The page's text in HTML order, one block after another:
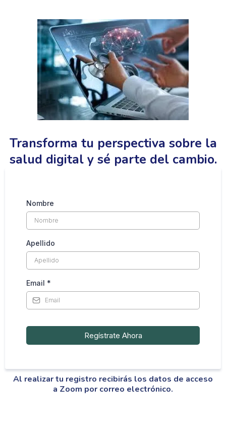
Transforma tu perspectiva sobre la
salud digital y sé parte del cambio.
Nombre
Apellido
Email *
Regístrate Ahora
Al realizar tu registro recibirás los datos de acceso
a Zoom por correo electrónico.